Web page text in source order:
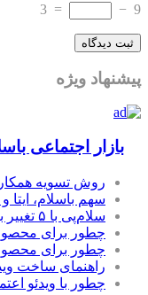
9
−
=
3
پیشنهاد ویژه
بازار اجتماعی
روش تسویه
سهم باسلام، ایتا
سلام‌پی با ۵ تغییر بزرگ در سال جدید
چطور برای
چطور برای
راهنمای ساخت
چطور با ویدئو